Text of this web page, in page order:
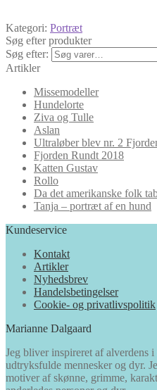
Kategori: Portræt
Søg efter produkter
Søg efter:
Artikler
Missemodeller
Hundelorte
Ziva og Tulle
Aslan
Ultraløber blev nr. 2
Fjorden Rundt 2018
Katten Gustav
Rollo
Da det amerikanske folk
Tanja – portræt af en hund
Kundeservice
Kontakt
Artikler
Nyhedsbrev
Handelsbetingelser
Cookie- og privatlivspolitik
Marianne Dalgaard
Jeg bliver inspireret af alverdens
udtryksfulde mennesker og dyr.
motiver af skønne, grimme,